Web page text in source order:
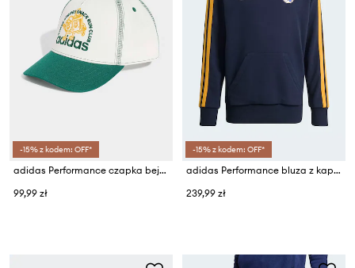
-15% z kodem: OFF*
adidas Performance czapka bejsbolówka dziecięca bawełniana
99,99 zł
-15% z kodem: OFF*
adidas Performance bluza z kapturem dziecięca z bawełną REAL MADRID
239,99 zł